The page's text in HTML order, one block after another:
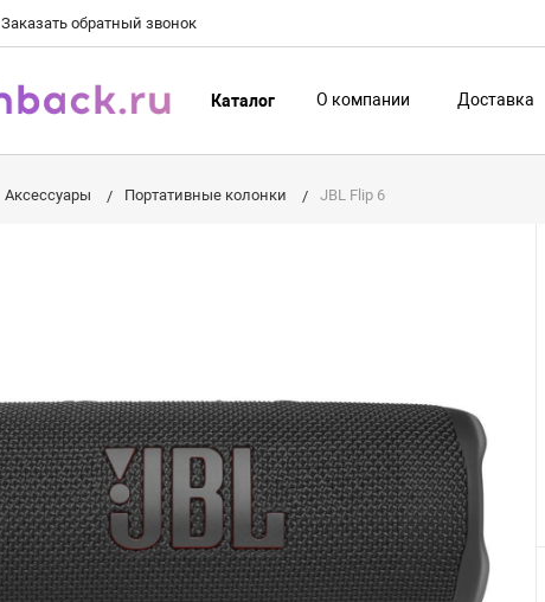
Заказать обратный звонок
Каталог О компании Доставка
Аксессуары Портативные колонки JBL Flip 6